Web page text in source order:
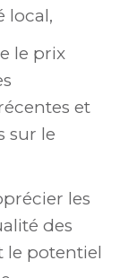
local,
le prix
et
sur le
les
des
le potentiel